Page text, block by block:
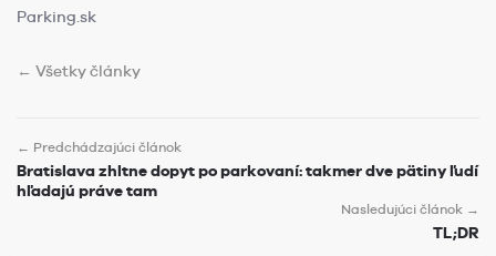
Parking.sk
← Všetky články
← Predchádzajúci článok
Bratislava zhltne dopyt po parkovaní: takmer dve pätiny ľudí
hľadajú práve tam
Nasledujúci článok →
TL;DR